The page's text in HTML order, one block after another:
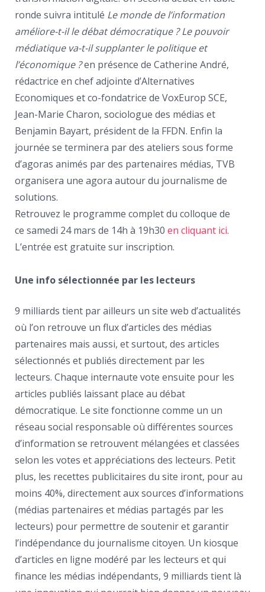
ronde suivra intitulé Le monde de l’information
améliore-t-il le débat démocratique ? Le pouvoir
médiatique va-t-il supplanter le politique et
l’économique ?en présence de Catherine André,
rédactrice en chef adjointe d’Alternatives
Economiques et co-fondatrice de VoxEurop SCE,
Jean-Marie Charon, sociologue des médias et
Benjamin Bayart, président de la FFDN. Enfin la
journée se terminera par des ateliers sous forme
d’agoras animés par des partenaires médias, TVB
organisera une agora autour du journalisme de
solutions.
Retrouvez le programme complet du colloque de
ce samedi 24 mars de 14h à 19h30 en cliquant ici.
L’entrée est gratuite sur inscription.
Une info sélectionnée par les lecteurs
9 milliards tient par ailleurs un site web d’actualités
où l’on retrouve un flux d’articles des médias
partenaires mais aussi, et surtout, des articles
sélectionnés et publiés directement par les
lecteurs. Chaque internaute vote ensuite pour les
articles publiés laissant place au débat
démocratique. Le site fonctionne comme un un
réseau social responsable où différentes sources
d’information se retrouvent mélangées et classées
selon les votes et appréciations des lecteurs. Petit
plus, les recettes publicitaires du site iront, pour au
moins 40%, directement aux sources d’informations
(médias partenaires et médias partagés par les
lecteurs) pour permettre de soutenir et garantir
l’indépendance du journalisme citoyen. Un kiosque
d’articles en ligne modéré par les lecteurs et qui
finance les médias indépendants, 9 milliards tient là